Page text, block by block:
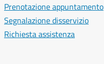
Prenotazione appuntamento
Segnalazione disservizio
Richiesta assistenza